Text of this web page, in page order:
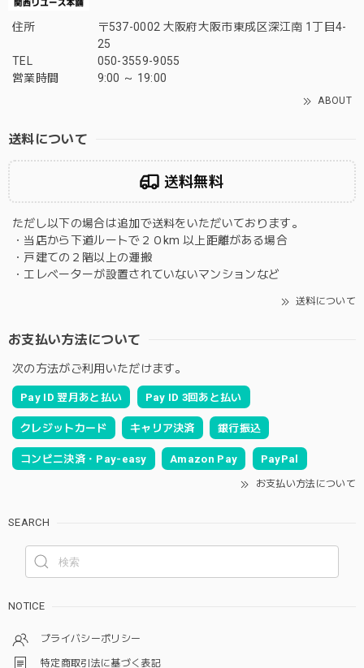
住所
〒537-0002 大阪府大阪市東成区深江南 1丁目4-
25
TEL
050-3559-9055
営業時間
9:00 ～ 19:00
ABOUT
送料について
送料無料
ただし以下の場合は追加で送料をいただいております。
・当店から下道ルートで２０km 以上距離がある場合
・戸建ての２階以上の運搬
・エレベーターが設置されていないマンションなど
送料について
お支払い方法について
次の方法がご利用いただけます。
Pay ID 翌月あと払い Pay ID 3回あと払い
クレジットカード キャリア決済 銀行振込
コンビニ決済・Pay-easy Amazon Pay PayPal
お支払い方法について
SEARCH
NOTICE
プライバシーポリシー
特定商取引法に基づく表記